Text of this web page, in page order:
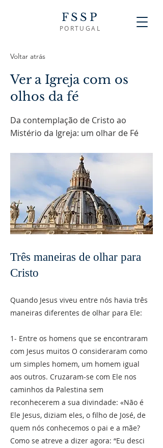
FSSP
PORTUGAL
Voltar atrás
Ver a Igreja com os
olhos da fé
Da contemplação de Cristo ao
Mistério da Igreja: um olhar de Fé
Três maneiras de olhar para
Cristo
Quando Jesus viveu entre nós havia três
maneiras diferentes de olhar para Ele:
1- Entre os homens que se encontraram
com Jesus muitos O consideraram como
um simples homem, um homem igual
aos outros. Cruzaram-se com Ele nos
caminhos da Palestina sem
reconhecerem a sua divindade: «Não é
Ele Jesus, diziam eles, o filho de José, de
quem nós conhecemos o pai e a mãe?
Como se atreve a dizer agora: “Eu desci